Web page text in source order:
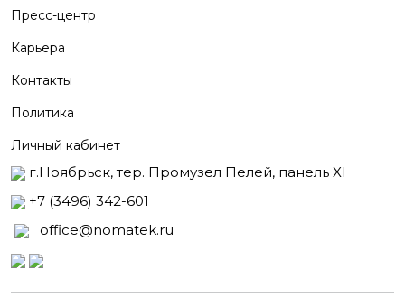
Пресс-центр
Карьера
Контакты
Политика
Личный кабинет
г.Ноябрьск, тер. Промузел Пелей, панель XI
+7 (3496) 342-601
office@nomatek.ru